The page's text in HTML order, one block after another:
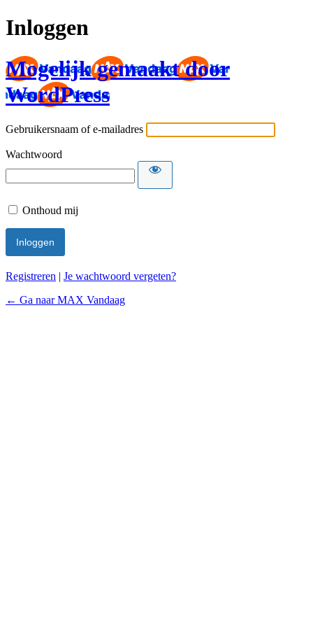
Inloggen
Mogelijk gemaakt door
WordPress
Gebruikersnaam of e-mailadres
Wachtwoord
Onthoud mij
Registreren | Je wachtwoord vergeten?
← Ga naar MAX Vandaag